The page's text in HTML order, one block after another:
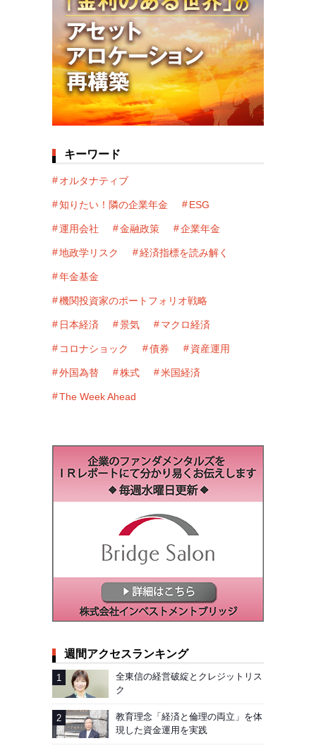
キーワード
オルタナティブ
知りたい！隣の企業年金 ESG
運用会社 金融政策 企業年金
地政学リスク 経済指標を読み解く
年金基金
機関投資家のポートフォリオ戦略
日本経済 景気 マクロ経済
コロナショック 債券 資産運用
外国為替 株式 米国経済
The Week Ahead
週間アクセスランキング
全東信の経営破綻とクレジットリス
ク
教育理念「経済と倫理の両立」を体
現した資金運用を実践